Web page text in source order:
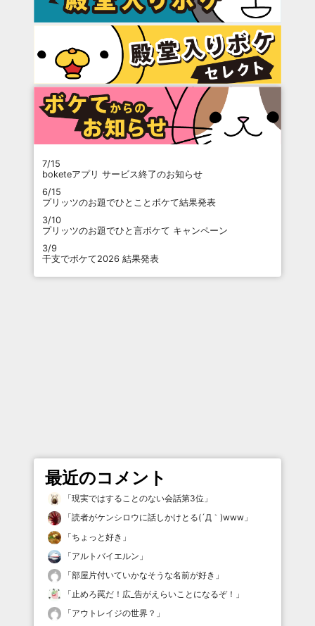
7/15
boketeアプリ サービス終了のお知らせ
6/15
プリッツのお題でひとことボケて結果発表
3/10
プリッツのお題でひと言ボケて キャンペーン
3/9
干支でボケて2026 結果発表
最近のコメント
「現実ではすることのない会話第3位 」
「読者がケンシロウに話しかけとる(´Д｀)www 」
「ちょっと好き 」
「アルトバイエルン 」
「部屋片付いていかなそうな名前が好き 」
「止めろ罠だ！広_告がえらいことになるぞ！ 」
「アウトレイジの世界？ 」